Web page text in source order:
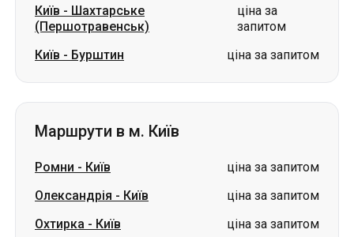
Київ - Шахтарське
(Першотравенськ)
ціна за
запитом
Київ - Бурштин ціна за запитом
Маршрути в м. Київ
Ромни - Київ
ціна за запитом
Олександрія - Київ
ціна за запитом
Охтирка - Київ
ціна за запитом